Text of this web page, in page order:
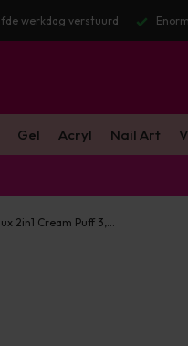
Enorm assortiment & alle
Gel Acryl Nail Art
2in1 Cream Puff 3,...